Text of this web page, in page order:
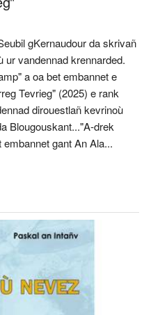
gKernaudour da skrivañ
ur vandennad krennarded.
a oa bet embannet e
Tevrieg" (2025) e rank
dirouestlañ kevrinoù
Blougouskant..."A-drek
gant An Ala...